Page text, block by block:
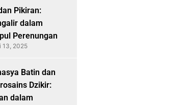
Pikiran:
dalam
Perenungan
13, 2025
Batin dan
Dzikir:
dalam